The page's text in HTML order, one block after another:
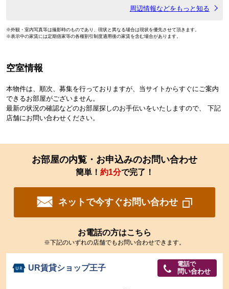
周辺情報などをもっと知る
※外観・室内写真等は撮影時のものであり、現状と異なる場合は現状を優先させて頂きます。
※表示中の家賃には定期借家等の各種割引制度適用後の家賃を含む場合があります。
空室情報
本物件は、順次、募集を行っておりますが、当サイトからすぐにご案内
できるお部屋がございません。
最新の状況の確認などのお部屋探しのお手伝いをいたしますので、 下記
店舗にお問い合わせください。
お部屋の内覧・お申込みのお問い合わせ
簡単！ 約1分で完了！
ネットで今すぐお問い合わせ
お電話の方はこちら
※下記のいずれの店舗でもお問い合わせできます。
UR賃貸ショップ王子 電話で
問い合わせ